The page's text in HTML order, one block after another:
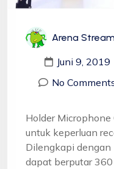
Arena
Juni 9, 2019
No
Holder
untuk keperluan
Dilengkapi
dapat berputar